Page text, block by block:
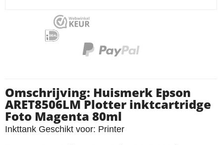
Omschrijving: Huismerk Epson
ARET8506LM Plotter inktcartridge
Foto Magenta 80ml
Inkttank Geschikt voor: Printer